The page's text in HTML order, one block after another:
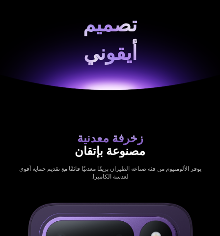
تصميم
أيقوني
زخرفة معدنية
مصنوعة بإتقان
يوفر الألومنيوم من فئة صناعة الطيران بريقًا معدنيًا فائقًا مع تقديم حماية أقوى
لعدسة الكاميرا.